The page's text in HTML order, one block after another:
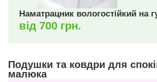
Наматрацник вологостійкий на
від 700 грн.
Подушки та ковдри для
малюка